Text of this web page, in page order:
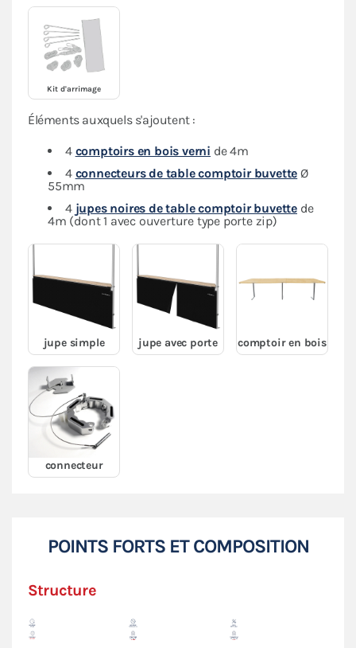
Kit d'arrimage
Éléments auxquels s'ajoutent :
4 comptoirs en bois verni de 4m
4 connecteurs de table comptoir buvette Ø
55mm
4 jupes noires de table comptoir buvette de
4m (dont 1 avec ouverture type porte zip)
jupe simple jupe avec porte comptoir en bois
connecteur
POINTS FORTS ET COMPOSITION
Structure